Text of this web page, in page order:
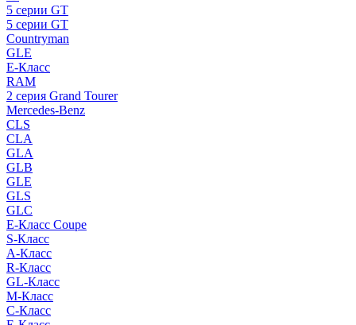
5 серии GT
5 серии GT
Countryman
GLE
E-Класс
RAM
2 серия Grand Tourer
Mercedes-Benz
CLS
CLA
GLA
GLB
GLE
GLS
GLC
E-Класс Coupe
S-Класс
A-Класс
R-Класс
GL-Класс
M-Класс
C-Класс